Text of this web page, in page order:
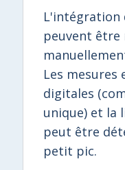
L'intégration
peuvent être
Les mesures
digitales
unique) et la
peut être
petit pic.